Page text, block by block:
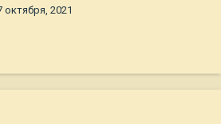
октября, 2021